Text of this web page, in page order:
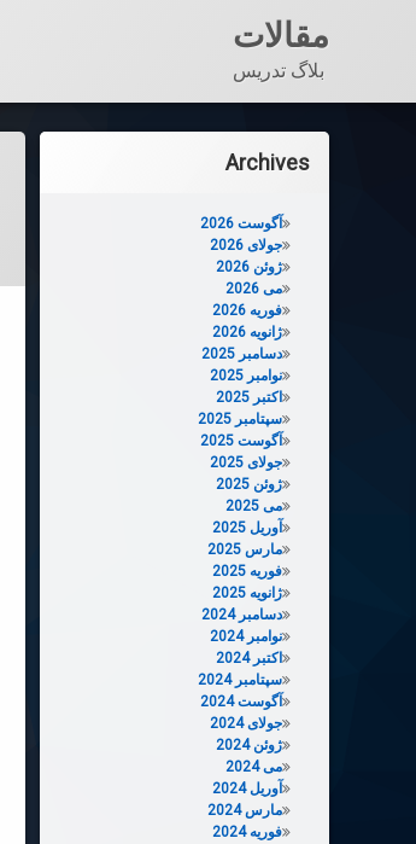
مقالات
بلاگ تدریس
Archives
آگوست 2026
جولای 2026
ژوئن 2026
می 2026
فوریه 2026
ژانویه 2026
دسامبر 2025
نوامبر 2025
اکتبر 2025
سپتامبر 2025
آگوست 2025
جولای 2025
ژوئن 2025
می 2025
آوریل 2025
مارس 2025
فوریه 2025
ژانویه 2025
دسامبر 2024
نوامبر 2024
اکتبر 2024
سپتامبر 2024
آگوست 2024
جولای 2024
ژوئن 2024
می 2024
آوریل 2024
مارس 2024
فوریه 2024